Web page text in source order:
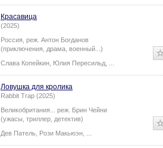
Красавица
(2025)
Россия, реж. Антон Богданов
(приключения, драма, военный...)
Слава Копейкин Юлия Пересильд
Ловушка для кролика
Rabbit Trap (2025)
Великобритания... реж. Брин Чейни
(ужасы, триллер, детектив)
Дев Патель Рози Макьюэн